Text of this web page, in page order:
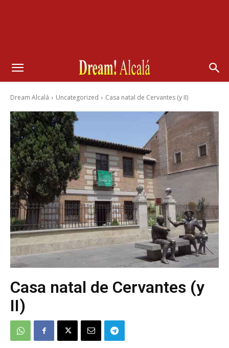
Dream Alcalá Uncategorized Casa natal de Cervantes (y II)
Casa natal de Cervantes (y
II)